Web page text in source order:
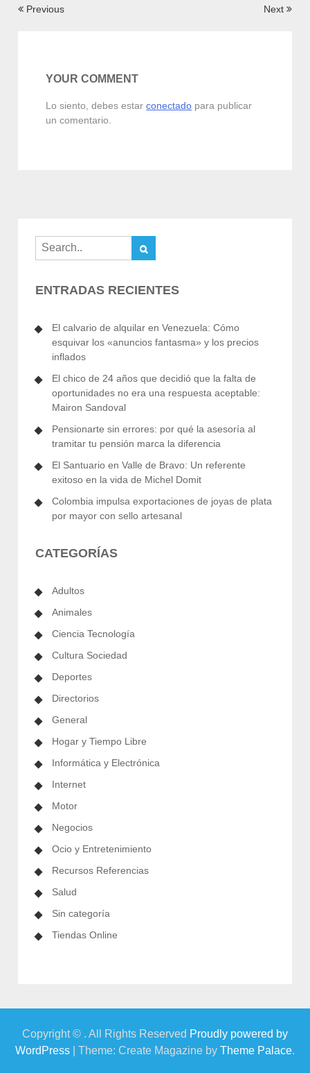
Navegación
Previous Next
YOUR COMMENT
Lo siento, debes estarconectado para publicar
un comentario.
ENTRADAS RECIENTES
El calvario de alquilar en Venezuela: Cómo
esquivar los «anuncios fantasma» y los precios
inflados
El chico de 24 años que decidió que la falta de
oportunidades no era una respuesta aceptable:
Mairon Sandoval
Pensionarte sin errores: por qué la asesoría al
tramitar tu pensión marca la diferencia
El Santuario en Valle de Bravo: Un referente
exitoso en la vida de Michel Domit
Colombia impulsa exportaciones de joyas de plata
por mayor con sello artesanal
CATEGORÍAS
Adultos
Animales
Ciencia Tecnología
Cultura Sociedad
Deportes
Directorios
General
Hogar y Tiempo Libre
Informática y Electrónica
Internet
Motor
Negocios
Ocio y Entretenimiento
Recursos Referencias
Salud
Sin categoría
Tiendas Online
Copyright © . All Rights Reserved Proudly powered by
WordPress
Theme: Create Magazine by Theme Palace.